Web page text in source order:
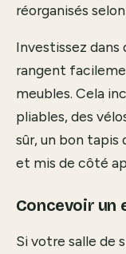
réorganisés
Investissez dans
rangent
meubles. Cela
pliables, des
sûr, un bon tapis
et mis de côté
Concevoir un
Si votre salle de